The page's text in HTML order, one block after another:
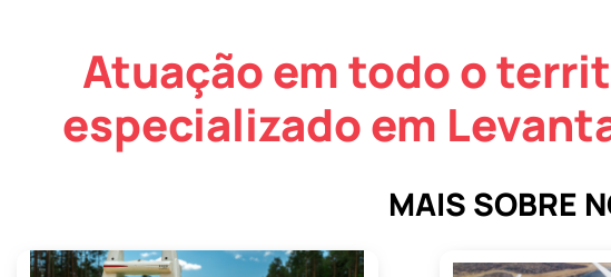
Atuação em todo o
especializado em
MAIS SOBRE